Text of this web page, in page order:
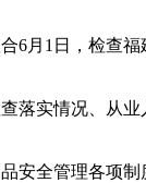
6月1日，检查福
落实情况、从
安全管理各项